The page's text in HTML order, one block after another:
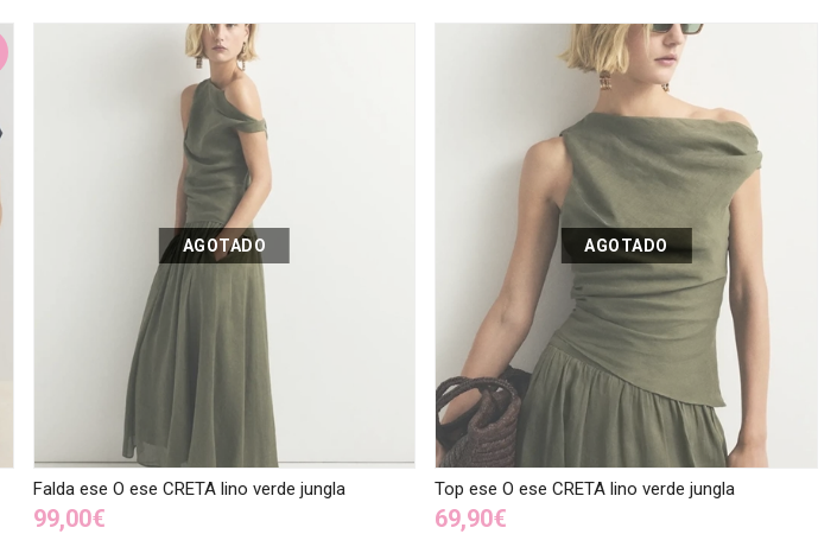
AGOTADO
Falda ese O ese CRETA lino verde jungla
99,00€
AGOTADO
Top ese O ese CRETA lino verde jungla
69,90€